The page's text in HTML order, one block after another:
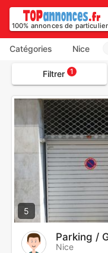
100% annonces de
Catégories Nice
Filtrer 1
5
Parking /
Nice